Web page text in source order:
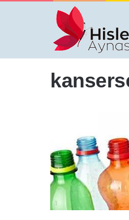
Anasayfa / HEPİMİZ